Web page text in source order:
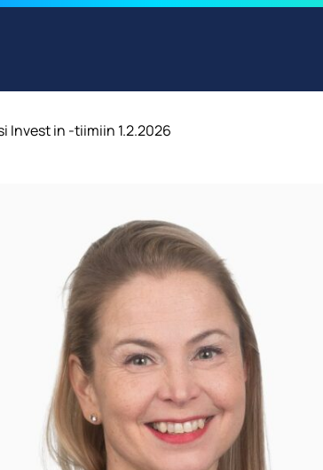
Invest in -tiimiin 1.2.2026